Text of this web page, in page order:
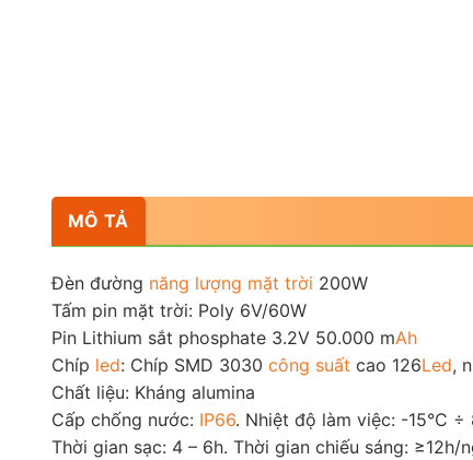
MÔ TẢ
Đèn đường năng lượng mặt trời 200W
Tấm pin mặt trời: Poly 6V/60W
Pin Lithium sắt phosphate 3.2V 50.000 mAh
Chíp led: Chíp SMD 3030 công suất cao 126Led,
Chất liệu: Kháng alumina
Cấp chống nước: IP66. Nhiệt độ làm việc: -15°C ÷
Thời gian sạc: 4 – 6h. Thời gian chiếu sáng: ≥12h/